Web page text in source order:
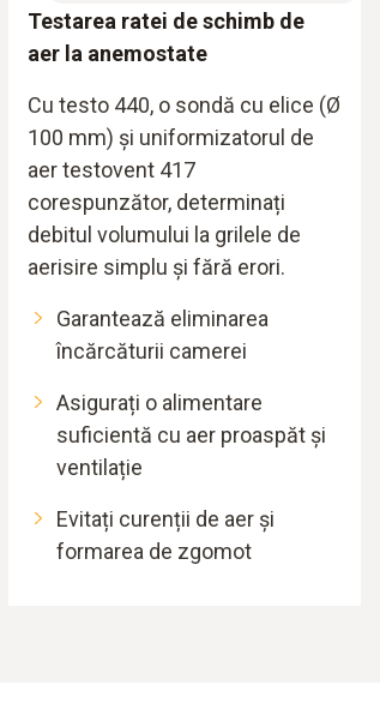
Testarea ratei de schimb de
aer la anemostate
Cu testo 440, o sondă cu elice (Ø
100 mm) și uniformizatorul de
aer testovent 417
corespunzător, determinați
debitul volumului la grilele de
aerisire simplu și fără erori.
Garantează eliminarea
încărcăturii camerei
Asigurați o alimentare
suficientă cu aer proaspăt și
ventilație
Evitați curenții de aer și
formarea de zgomot